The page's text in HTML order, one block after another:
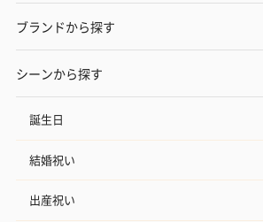
ブランドから探す
シーンから探す
誕生日
結婚祝い
出産祝い